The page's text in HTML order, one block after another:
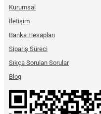
Kurumsal
İletişim
Banka Hesapları
Sipariş Süreci
Sıkça Sorulan Sorular
Blog